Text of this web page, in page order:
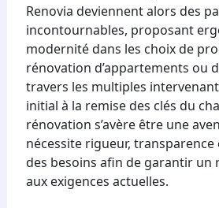
Renovia deviennent alors des
incontournables, proposant
modernité dans les choix de
rénovation d’appartements ou
travers les multiples
initial à la remise des clés du
rénovation s’avère être une
nécessite rigueur,
des besoins afin de garantir
aux exigences actuelles.